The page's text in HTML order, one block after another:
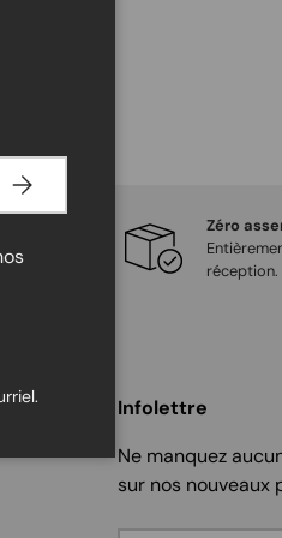
S’INSCRIRE
client.
Zéro
réception.
Infolettre
Ne manquez
sur nos nouveaux